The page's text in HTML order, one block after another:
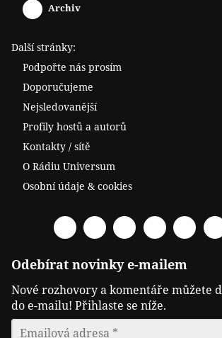
Archiv
Další stránky:
Podpořte nás prosím
Doporučujeme
Nejsledovanější
Profily hostů a autorů
Kontakty / sítě
O Rádiu Universum
Osobní údaje & cookies
FacebookSpotify YouTubeTwitter RSS
Odebírat novinky e-mailem
Nové rozhovory a komentáře můžete
do e-mailu! Přihlaste se níže.